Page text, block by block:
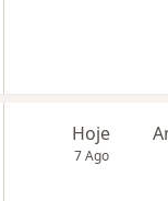
Hoje
7 Ago